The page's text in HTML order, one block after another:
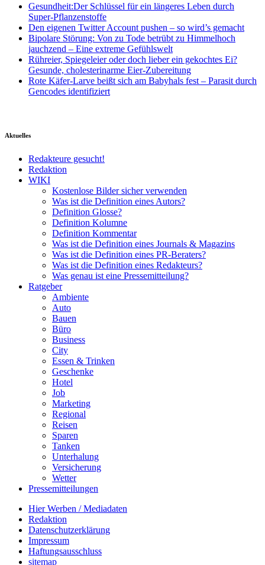
Gesundheit:Der Schlüssel für ein längeres Leben durch
Super-Pflanzenstoffe
Den eigenen Twitter Account pushen – so wird’s gemacht
Bipolare Störung: Von zu Tode betrübt zu Himmelhoch
jauchzend – Eine extreme Gefühlswelt
Rühreier, Spiegeleier oder doch lieber ein gekochtes Ei?
Gesunde, cholesterinarme Eier-Zubereitung
Rote Käfer-Larve beißt sich am Babyhals fest – Parasit durch
Gencodes identifiziert
Aktuelles
Redakteure gesucht!
Redaktion
WIKI
Kostenlose Bilder sicher verwenden
Was ist die Definition eines Autors?
Definition Glosse?
Definition Kolumne
Definition Kommentar
Was ist die Definition eines Journals & Magazins
Was ist die Definition eines PR-Beraters?
Was ist die Definition eines Redakteurs?
Was genau ist eine Pressemitteilung?
Ratgeber
Ambiente
Auto
Bauen
Büro
Business
City
Essen & Trinken
Geschenke
Hotel
Job
Marketing
Regional
Reisen
Sparen
Tanken
Unterhalung
Versicherung
Wetter
Pressemitteilungen
Hier Werben / Mediadaten
Redaktion
Datenschutzerklärung
Impressum
Haftungsausschluss
sitemap